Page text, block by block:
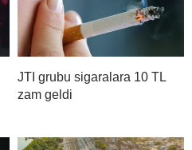
JTI grubu sigaralara 10 TL
zam geldi